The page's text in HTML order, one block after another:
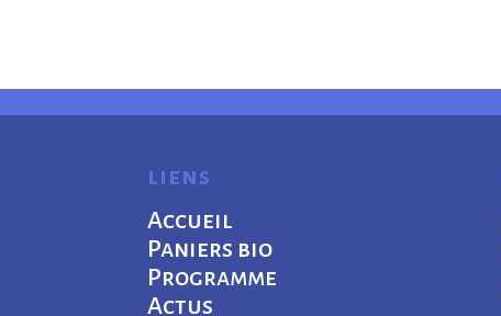
liens
Accueil
Paniers bio
Programme
Actus